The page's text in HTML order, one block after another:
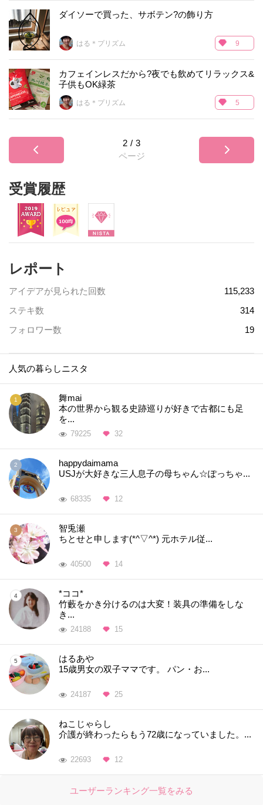
ダイソーで買った、サボテン?の飾り方
はる＊プリズム 9
カフェインレスだから?夜でも飲めてリラックス&
子供もOK緑茶
はる＊プリズム 5
2 / 3
ページ
受賞履歴
レポート
アイデアが見られた回数
115,233
ステキ数
314
フォロワー数
19
人気の暮らしニスタ
舞mai
本の世界から観る史跡巡りが好きで古都にも足
を...
79225 32
happydaimama
USJが大好きな三人息子の母ちゃん☆ぽっちゃ...
68335 12
智兎瀬
ちとせと申します(*^▽^*) 元ホテル従...
40500 14
*ココ*
竹藪をかき分けるのは大変！装具の準備をしな
き...
24188 15
はるあや
15歳男女の双子ママです。 パン・お...
24187 25
ねこじゃらし
介護が終わったらもう72歳になっていました。...
22693 12
ユーザーランキング一覧をみる